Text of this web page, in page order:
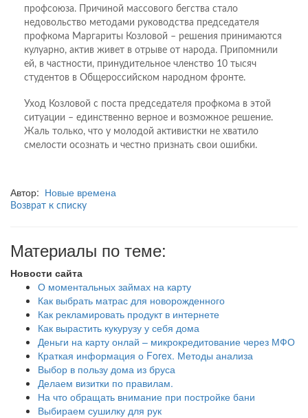
профсоюза. Причиной массового бегства стало
недовольство методами руководства председателя
профкома Маргариты Козловой – решения принимаются
кулуарно, актив живет в отрыве от народа. Припомнили
ей, в частности, принудительное членство 10 тысяч
студентов в Общероссийском народном фронте.
Уход Козловой с поста председателя профкома в этой
ситуации – единственно верное и возможное решение.
Жаль только, что у молодой активистки не хватило
смелости осознать и честно признать свои ошибки.
Автор: Новые времена
Возврат к списку
Материалы по теме:
Новости сайта
О моментальных займах на карту
Как выбрать матрас для новорожденного
Как рекламировать продукт в интернете
Как вырастить кукурузу у себя дома
Деньги на карту онлай – микрокредитование через МФО
Краткая информация о Forex. Методы анализа
Выбор в пользу дома из бруса
Делаем визитки по правилам.
На что обращать внимание при постройке бани
Выбираем сушилку для рук